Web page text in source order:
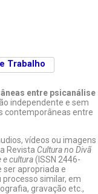
Trabalho
entre psicanálise
independente e sem
contemporâneas entre
vídeos ou imagens
Revista Cultura no Divã
e cultura(ISSN 2446-
ser apropriada e
similar, em
gravação etc.,